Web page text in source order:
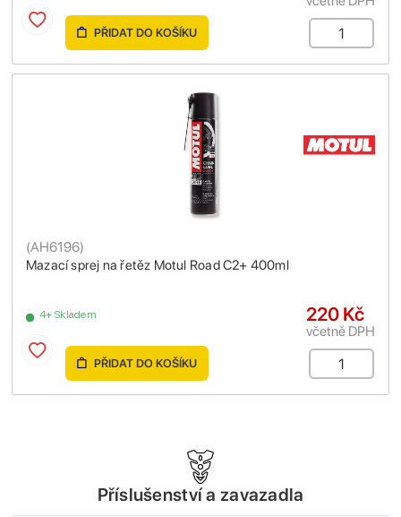
PŘIDAT DO KOŠÍKU
Mazací sprej na řetěz Motul Road C2+ 400ml
(AH6196)
4+ Skladem 220 Kč
včetně DPH
PŘIDAT DO KOŠÍKU
Příslušenství a zavazadla